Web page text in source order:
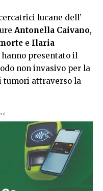
lucane dell’
Antonella Caivano,
e Ilaria
hanno presentato il
non invasivo per la
tumori attraverso la
-